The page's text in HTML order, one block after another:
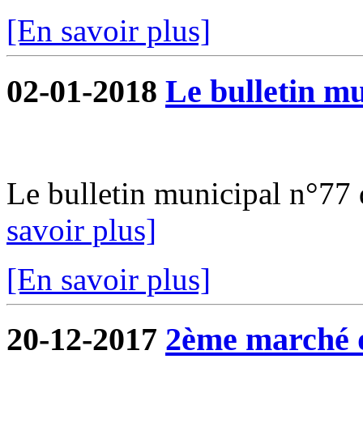
[En savoir plus]
02-01-2018 Le bulletin
Le bulletin municipal n°77
savoir plus]
[En savoir plus]
20-12-2017 2ème marché